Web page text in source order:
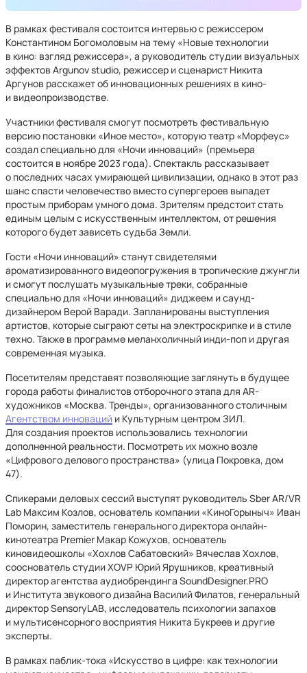
В рамках фестиваля состоится интервью с режиссером
Константином Богомоловым на тему «Новые технологии
в кино: взгляд режиссера», а руководитель студии визуальных
эффектов Argunov studio, режиссер и сценарист Никита
Аргунов расскажет об инновационных решениях в кино-
и видеопроизводстве.
Участники фестиваля смогут посмотреть фестивальную
версию постановки «Иное место», которую театр «Морфеус»
создал специально для «Ночи инноваций» (премьера
состоится в ноябре 2023 года). Спектакль рассказывает
о последних часах умирающей цивилизации, однако в этот раз
шанс спасти человечество вместо супергероев выпадет
простым приборам умного дома. Зрителям предстоит стать
единым целым с искусственным интеллектом, от решения
которого будет зависеть судьба Земли.
Гости «Ночи инноваций» станут свидетелями
ароматизированного видеопогружения в тропические джунгли
и смогут послушать музыкальные треки, собранные
специально для «Ночи инноваций» диджеем и саунд-
дизайнером Верой Варади. Запланированы выступления
артистов, которые сыграют сеты на электроскрипке и в стиле
техно. Также в программе меланхоличный инди-поп и другая
современная музыка.
Посетителям представят позволяющие заглянуть в будущее
города работы финалистов отборочного этапа для AR-
художников «Москва. Тренды», организованного столичным
Агентством инноваций и Культурным центром ЗИЛ.
Для создания проектов использовались технологии
дополненной реальности. Посмотреть их можно возле
«Цифрового делового пространства» (улица Покровка, дом
47).
Спикерами деловых сессий выступят руководитель Sber AR/VR
Lab Максим Козлов, основатель компании «КиноГорыныч» Иван
Поморин, заместитель генерального директора онлайн-
кинотеатра Premier Макар Кожухов, основатель
киновидеошколы «Хохлов Сабатовский» Вячеслав Хохлов,
сооснователь студии XOVP Юрий Ярушников, креативный
директор агентства аудиобрендинга SoundDesigner.PRO
и Института звукового дизайна Василий Филатов, генеральный
директор SensoryLAB, исследователь психологии запахов
и мультисенсорного восприятия Никита Букреев и другие
эксперты.
В рамках паблик-тока «Искусство в цифре: как технологии